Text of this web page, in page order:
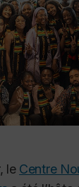
le Centre